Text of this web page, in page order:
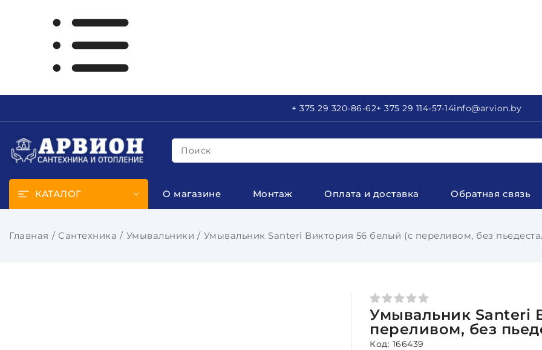
+ 375 29 320-86-62+ 375 29 114-57-14info@arvion.by
Поиск
КАТАЛОГ О магазине Монтаж Оплата и доставка Обратная связь
Главная Сантехника Умывальники Умывальник Santeri Виктория 56 белый (с переливом, без
Умывальник Santeri
переливом, без
Код: 166439